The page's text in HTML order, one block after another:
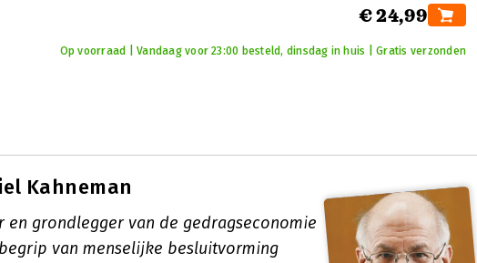
€ 24,99
Op voorraad | Vandaag voor 23:00 besteld, dinsdag in huis | Gratis verzonden
Kahneman
en grondlegger van de gedragseconomie
van menselijke besluitvorming